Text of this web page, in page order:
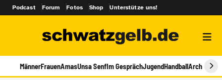
Podcast Forum Fotos Shop Unterstütze uns!
MännerFrauenAmasUnsa SenfIm GesprächJugendHandballArchiv